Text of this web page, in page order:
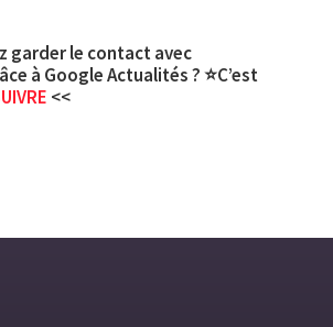
garder le contact avec
à Google Actualités ? ⭐C’est
<<